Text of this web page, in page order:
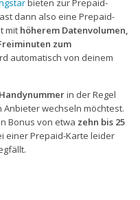
bieten zur Prepaid-
dann also eine Prepaid-
mit höherem Datenvolumen,
zum
automatisch von deinem
Handynummerin der Regel
wechseln möchtest.
Bonus von etwa zehn bis 25
einer Prepaid-Karte leider